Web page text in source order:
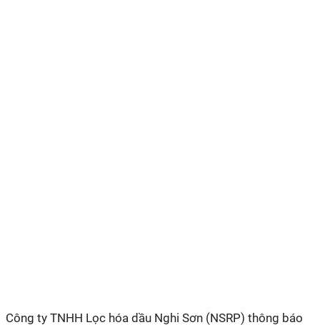
Công ty TNHH Lọc hóa dầu Nghi Sơn (NSRP) thông báo